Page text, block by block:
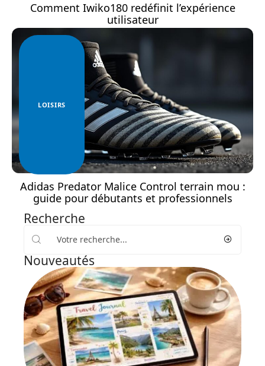
Comment Iwiko180 redéfinit l’expérience
utilisateur
LOISIRS
Adidas Predator Malice Control terrain mou :
guide pour débutants et professionnels
Recherche
Nouveautés